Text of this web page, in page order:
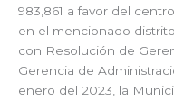
983,861 a favor del
en el mencionado
con Resolución de
Gerencia de
enero del 2023, la